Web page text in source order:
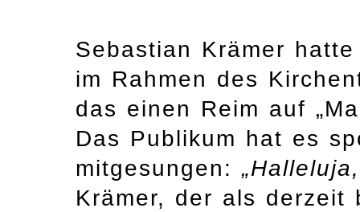
Sebastian Krämer
im Rahmen des
das einen Reim auf
Das Publikum hat es
mitgesungen:
Krämer, der als derzeit